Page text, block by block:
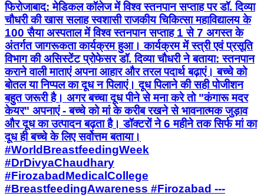
फिरोजाबाद: मेडिकल कॉलेज में विश्व स्तनपान सप्ताह पर डॉ. दिव्या
चौधरी की खास सलाह स्वशासी राजकीय चिकित्सा महाविद्यालय के
100 सैया अस्पताल में विश्व स्तनपान सप्ताह 1 से 7 अगस्त के
अंतर्गत जागरूकता कार्यक्रम हुआ। कार्यक्रम में स्त्री एवं प्रसूति
विभाग की असिस्टेंट प्रोफेसर डॉ. दिव्या चौधरी ने बताया: स्तनपान
कराने वाली माताएं अपना आहार और तरल पदार्थ बढ़ाएं। बच्चे को
बोतल या निप्पल का दूध न पिलाएं। दूध पिलाने की सही पोजीशन
बहुत जरूरी है। अगर बच्चा दूध पीने से मना करे तो "कंगारू मदर
केयर" अपनाएं - बच्चे को मां के करीब रखने से भावनात्मक जुड़ाव
और दूध का उत्पादन बढ़ता है। डॉक्टरों ने 6 महीने तक सिर्फ मां का
दूध ही बच्चे के लिए सर्वोत्तम बताया।
#WorldBreastfeedingWeek
#DrDivyaChaudhary
#FirozabadMedicalCollege
#BreastfeedingAwareness #Firozabad ---